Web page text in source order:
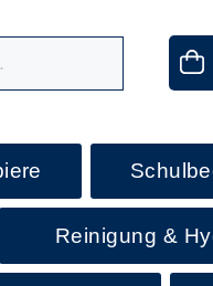
Reinigung &